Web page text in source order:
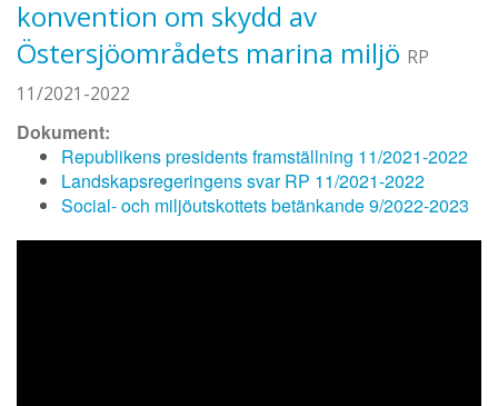
konvention om skydd av
Östersjöområdets marina miljö RP
11/2021-2022
Dokument:
Republikens presidents framställning 11/2021-2022
Landskapsregeringens svar RP 11/2021-2022
Social- och miljöutskottets betänkande 9/2022-2023